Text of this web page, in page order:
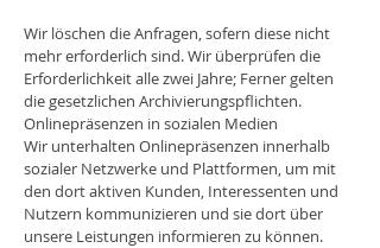
Wir löschen die Anfragen, sofern diese nicht
mehr erforderlich sind. Wir überprüfen die
Erforderlichkeit alle zwei Jahre; Ferner gelten
die gesetzlichen Archivierungspflichten.
Onlinepräsenzen in sozialen Medien
Wir unterhalten Onlinepräsenzen innerhalb
sozialer Netzwerke und Plattformen, um mit
den dort aktiven Kunden, Interessenten und
Nutzern kommunizieren und sie dort über
unsere Leistungen informieren zu können.